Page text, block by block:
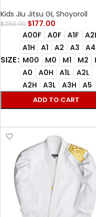
Kids Jiu Jitsu GI, Shoyoroll
$250.00 $177.00
SIZE
A00F A0F A1F
A1H
A1 A2 A3
A4
M00
M0 M1 M2
A0
A0H A1L
A2L
A2H
A3L A3H A5
ADD TO CART